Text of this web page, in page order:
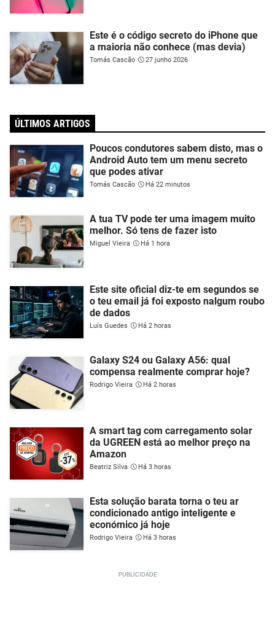
Este é o código secreto do iPhone que
a maioria não conhece (mas devia)
Tomás Cascão 27 junho 2026
ÚLTIMOS ARTIGOS
Poucos condutores sabem disto, mas o
Android Auto tem um menu secreto
que podes ativar
Tomás Cascão Há 22 minutos
A tua TV pode ter uma imagem muito
melhor. Só tens de fazer isto
Miguel Vieira Há 1 hora
Este site oficial diz-te em segundos se
o teu email já foi exposto nalgum roubo
de dados
Luís Guedes Há 2 horas
Galaxy S24 ou Galaxy A56: qual
compensa realmente comprar hoje?
Rodrigo Vieira Há 2 horas
A smart tag com carregamento solar
da UGREEN está ao melhor preço na
Amazon
Beatriz Silva Há 3 horas
Esta solução barata torna o teu ar
condicionado antigo inteligente e
económico já hoje
Rodrigo Vieira Há 3 horas